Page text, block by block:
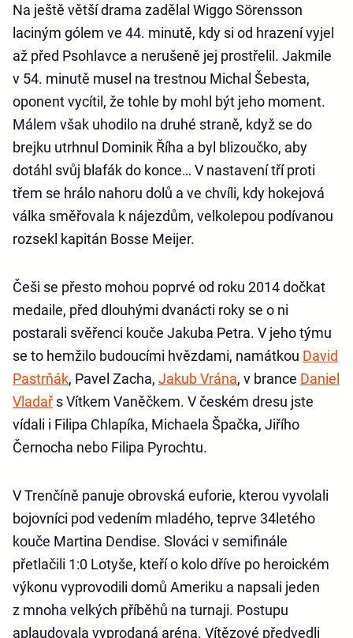
Na ještě větší drama zadělal Wiggo Sörensson
laciným gólem ve 44. minutě, kdy si od hrazení vyjel
až před Psohlavce a nerušeně jej prostřelil. Jakmile
v 54. minutě musel na trestnou Michal Šebesta,
oponent vycítil, že tohle by mohl být jeho moment.
Málem však uhodilo na druhé straně, když se do
brejku utrhnul Dominik Říha a byl blizoučko, aby
dotáhl svůj blafák do konce… V nastavení tří proti
třem se hrálo nahoru dolů a ve chvíli, kdy hokejová
válka směřovala k nájezdům, velkolepou podívanou
rozsekl kapitán Bosse Meijer.
Češi se přesto mohou poprvé od roku 2014 dočkat
medaile, před dlouhými dvanácti roky se o ni
postarali svěřenci kouče Jakuba Petra. V jeho týmu
se to hemžilo budoucími hvězdami, namátkou David
Pastrňák, Pavel Zacha, Jakub Vrána, v brance Daniel
Vladař s Vítkem Vaněčkem. V českém dresu jste
vídali i Filipa Chlapíka, Michaela Špačka, Jiřího
Černocha nebo Filipa Pyrochtu.
V Trenčíně panuje obrovská euforie, kterou vyvolali
bojovníci pod vedením mladého, teprve 34letého
kouče Martina Dendise. Slováci v semifinále
přetlačili 1:0 Lotyše, kteří o kolo dříve po heroickém
výkonu vyprovodili domů Ameriku a napsali jeden
z mnoha velkých příběhů na turnaji. Postupu
aplaudovala vyprodaná aréna. Vítězové předvedli